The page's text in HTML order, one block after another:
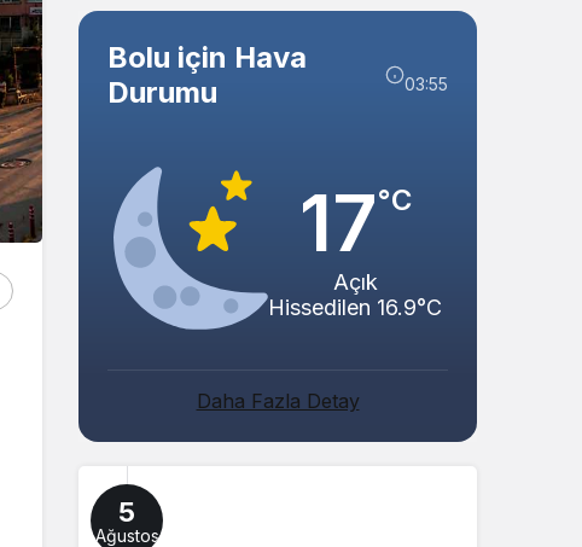
Bolu için Hava
Durumu
03:55
17°C
Açık
Hissedilen 16.9°C
Daha Fazla Detay
5
Ağustos